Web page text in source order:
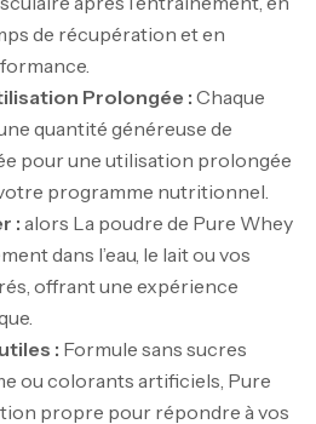
de récupération et en
Prolongée : Chaque
quantité généreuse de
pour une utilisation prolongée
programme nutritionnel.
: alors La poudre de Pure Whey
dans l’eau, le lait ou vos
offrant une expérience
: Formule sans sucres
ou colorants artificiels, Pure
propre pour répondre à vos